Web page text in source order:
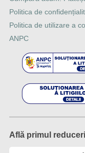
Politica de
Politica de utilizare a
ANPC
Află primul